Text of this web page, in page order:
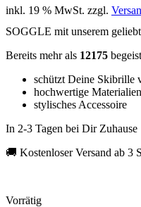
inkl. 19 % MwSt. zzgl.
SOGGLE mit unserem
Bereits mehr als 12175
schützt Deine Skibrille
hochwertige
stylisches Accessoire
In 2-3 Tagen bei Dir Zuhause
🚚 Kostenloser Versand ab 3
Vorrätig